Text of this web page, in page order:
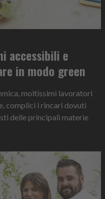
accessibili e
in modo green
moltissimi lavoratori
complici i rincari dovuti
delle principali materie